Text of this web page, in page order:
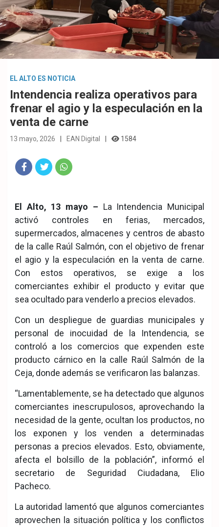
EL ALTO ES NOTICIA
Intendencia realiza operativos para
frenar el agio y la especulación en la
venta de carne
13 mayo, 2026 EAN Digital 1584
eb
ook
ter
tsA
pp
El Alto, 13 mayo – La Intendencia Municipal
activó controles en ferias, mercados,
supermercados, almacenes y centros de abasto
de la calle Raúl Salmón, con el objetivo de frenar
el agio y la especulación en la venta de carne.
Con estos operativos, se exige a los
comerciantes exhibir el producto y evitar que
sea ocultado para venderlo a precios elevados.
Con un despliegue de guardias municipales y
personal de inocuidad de la Intendencia, se
controló a los comercios que expenden este
producto cárnico en la calle Raúl Salmón de la
Ceja, donde además se verificaron las balanzas.
“Lamentablemente, se ha detectado que algunos
comerciantes inescrupulosos, aprovechando la
necesidad de la gente, ocultan los productos, no
los exponen y los venden a determinadas
personas a precios elevados. Esto, obviamente,
afecta el bolsillo de la población”, informó el
secretario de Seguridad Ciudadana, Elio
Pacheco.
La autoridad lamentó que algunos comerciantes
aprovechen la situación política y los conflictos